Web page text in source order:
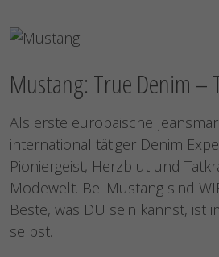
Mustang: True Denim –
Als erste europäische
international tätiger Denim
Pioniergeist, Herzblut und
Modewelt. Bei Mustang sind
Beste, was DU sein kannst, ist
selbst.